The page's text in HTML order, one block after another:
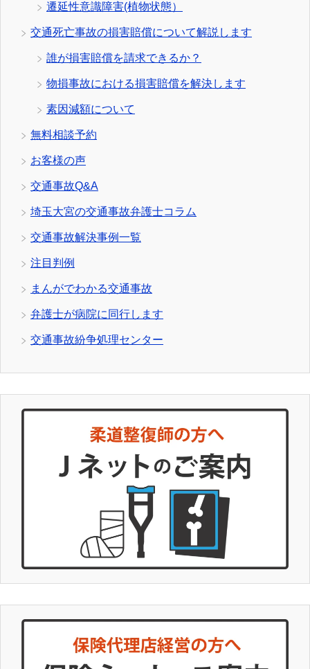
遷延性意識障害(植物状態）
交通死亡事故の損害賠償について解説します
誰が損害賠償を請求できるか？
物損事故における損害賠償を解決します
素因減額について
無料相談予約
お客様の声
交通事故Q&A
埼玉大宮の交通事故弁護士コラム
交通事故解決事例一覧
注目判例
まんがでわかる交通事故
弁護士が病院に同行します
交通事故紛争処理センター